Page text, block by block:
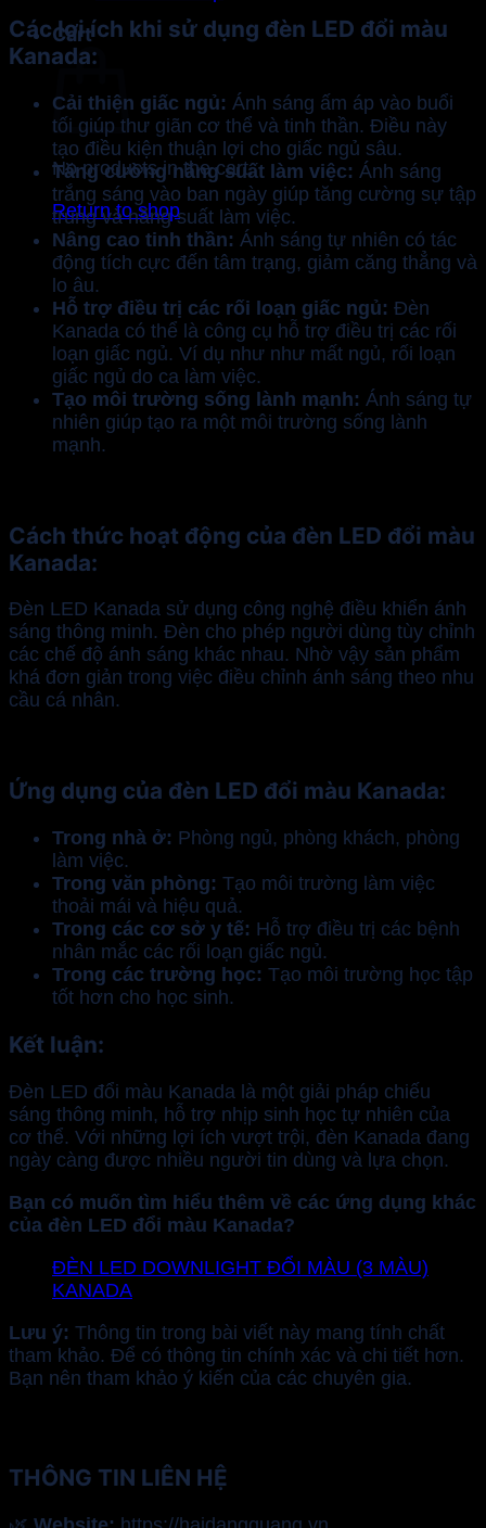
Cart
No products in the cart.
Return to shop
Các lợi ích khi sử dụng đèn LED đổi màu
Kanada:
Cải thiện giấc ngủ: Ánh sáng ấm áp vào buổi
tối giúp thư giãn cơ thể và tinh thần. Điều này
tạo điều kiện thuận lợi cho giấc ngủ sâu.
Tăng cường năng suất làm việc: Ánh sáng
trắng sáng vào ban ngày giúp tăng cường sự tập
trung và năng suất làm việc.
Nâng cao tinh thần: Ánh sáng tự nhiên có tác
động tích cực đến tâm trạng, giảm căng thẳng và
lo âu.
Hỗ trợ điều trị các rối loạn giấc ngủ: Đèn
Kanada có thể là công cụ hỗ trợ điều trị các rối
loạn giấc ngủ. Ví dụ như như mất ngủ, rối loạn
giấc ngủ do ca làm việc.
Tạo môi trường sống lành mạnh: Ánh sáng tự
nhiên giúp tạo ra một môi trường sống lành
mạnh.
Cách thức hoạt động của đèn LED đổi màu
Kanada:
Đèn LED Kanada sử dụng công nghệ điều khiển ánh
sáng thông minh. Đèn cho phép người dùng tùy chỉnh
các chế độ ánh sáng khác nhau. Nhờ vậy sản phẩm
khá đơn giản trong việc điều chỉnh ánh sáng theo nhu
cầu cá nhân.
Ứng dụng của đèn LED đổi màu Kanada:
Trong nhà ở: Phòng ngủ, phòng khách, phòng
làm việc.
Trong văn phòng: Tạo môi trường làm việc
thoải mái và hiệu quả.
Trong các cơ sở y tế: Hỗ trợ điều trị các bệnh
nhân mắc các rối loạn giấc ngủ.
Trong các trường học: Tạo môi trường học tập
tốt hơn cho học sinh.
Kết luận:
Đèn LED đổi màu Kanada là một giải pháp chiếu
sáng thông minh, hỗ trợ nhịp sinh học tự nhiên của
cơ thể. Với những lợi ích vượt trội, đèn Kanada đang
ngày càng được nhiều người tin dùng và lựa chọn.
Bạn có muốn tìm hiểu thêm về các ứng dụng khác
của đèn LED đổi màu Kanada?
ĐÈN LED DOWNLIGHT ĐỔI MÀU (3 MÀU)
KANADA
Lưu ý: Thông tin trong bài viết này mang tính chất
tham khảo. Để có thông tin chính xác và chi tiết hơn.
Bạn nên tham khảo ý kiến của các chuyên gia.
THÔNG TIN LIÊN HỆ